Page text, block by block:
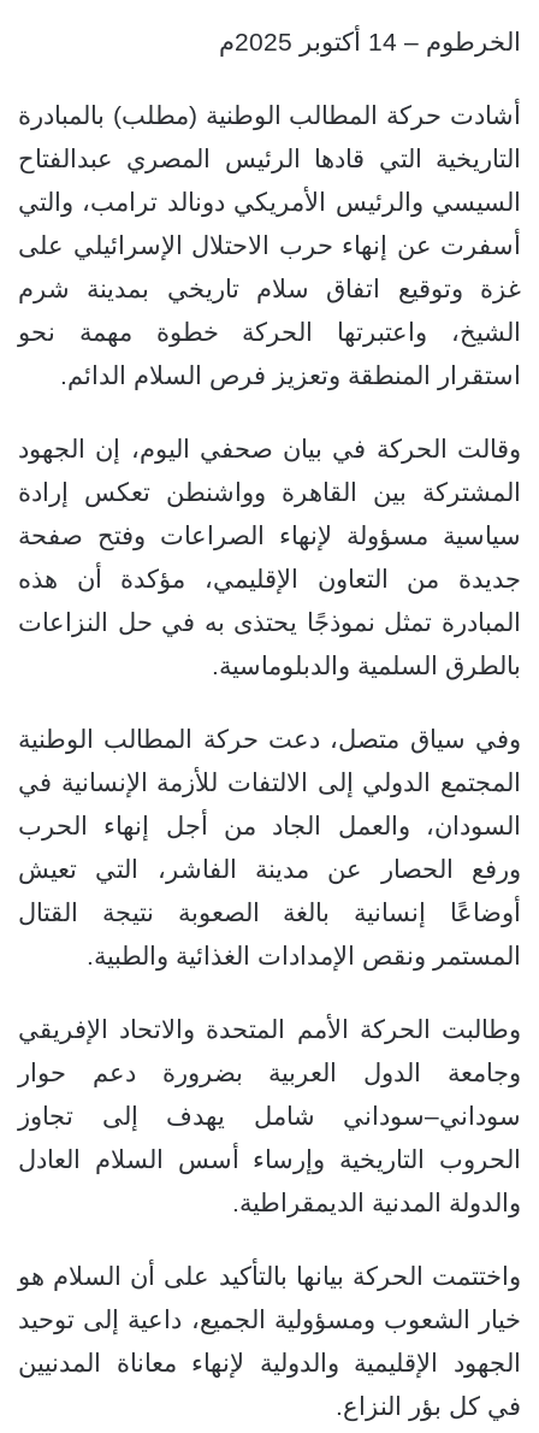
الخرطوم – 14 أكتوبر 2025م
أشادت حركة المطالب الوطنية (مطلب) بالمبادرة
التاريخية التي قادها الرئيس المصري عبدالفتاح
السيسي والرئيس الأمريكي دونالد ترامب، والتي
أسفرت عن إنهاء حرب الاحتلال الإسرائيلي على
غزة وتوقيع اتفاق سلام تاريخي بمدينة شرم
الشيخ، واعتبرتها الحركة خطوة مهمة نحو
استقرار المنطقة وتعزيز فرص السلام الدائم.
وقالت الحركة في بيان صحفي اليوم، إن الجهود
المشتركة بين القاهرة وواشنطن تعكس إرادة
سياسية مسؤولة لإنهاء الصراعات وفتح صفحة
جديدة من التعاون الإقليمي، مؤكدة أن هذه
المبادرة تمثل نموذجًا يحتذى به في حل النزاعات
بالطرق السلمية والدبلوماسية.
وفي سياق متصل، دعت حركة المطالب الوطنية
المجتمع الدولي إلى الالتفات للأزمة الإنسانية في
السودان، والعمل الجاد من أجل إنهاء الحرب
ورفع الحصار عن مدينة الفاشر، التي تعيش
أوضاعًا إنسانية بالغة الصعوبة نتيجة القتال
المستمر ونقص الإمدادات الغذائية والطبية.
وطالبت الحركة الأمم المتحدة والاتحاد الإفريقي
وجامعة الدول العربية بضرورة دعم حوار
سوداني–سوداني شامل يهدف إلى تجاوز
الحروب التاريخية وإرساء أسس السلام العادل
والدولة المدنية الديمقراطية.
واختتمت الحركة بيانها بالتأكيد على أن السلام هو
خيار الشعوب ومسؤولية الجميع، داعية إلى توحيد
الجهود الإقليمية والدولية لإنهاء معاناة المدنيين
في كل بؤر النزاع.